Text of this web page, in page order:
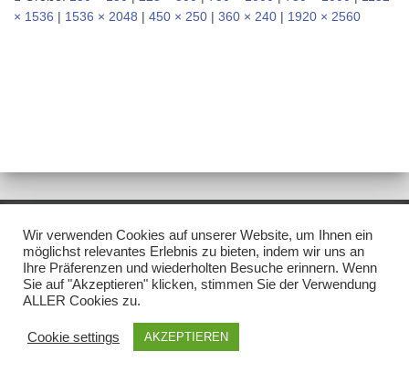
× 1536 | 1536 × 2048 | 450 × 250 | 360 × 240 | 1920 × 2560
IMPRESSUM/DISCLAIMER DATENSCHUTZ
NEWSLETTER
Hestia | Entwickelt von
Wir verwenden Cookies auf unserer Website, um Ihnen ein
möglichst relevantes Erlebnis zu bieten, indem wir uns an
Ihre Präferenzen und wiederholten Besuche erinnern. Wenn
Sie auf "Akzeptieren" klicken, stimmen Sie der Verwendung
ALLER Cookies zu.
Cookie settings AKZEPTIEREN